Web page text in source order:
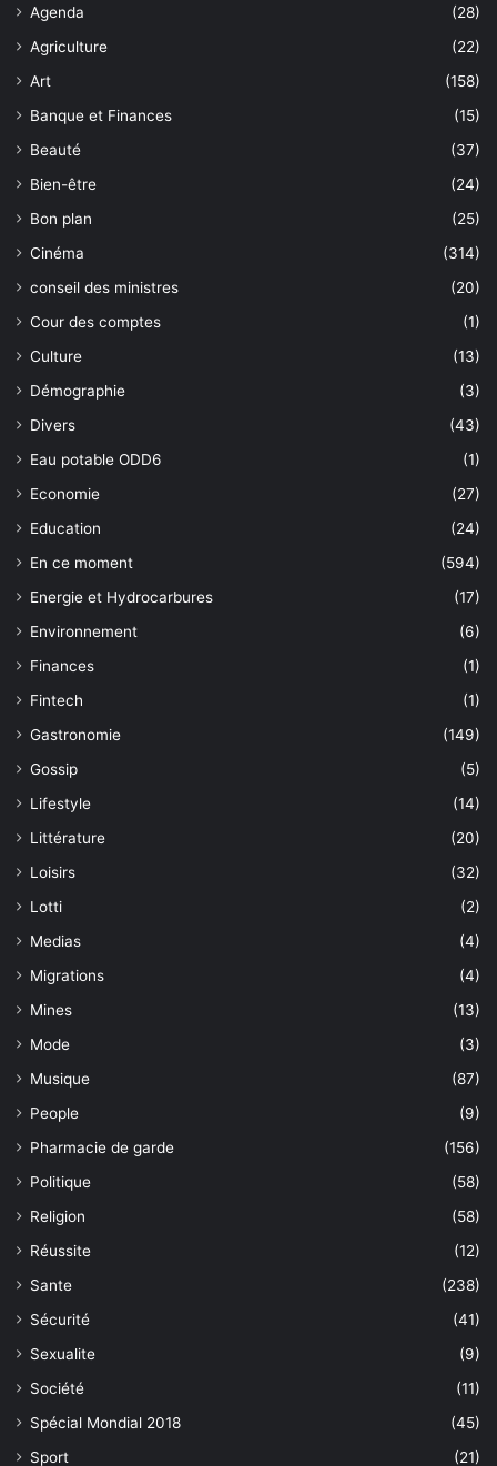
Agenda
(28)
Agriculture
(22)
Art
(158)
Banque et Finances
(15)
Beauté
(37)
Bien-être
(24)
Bon plan
(25)
Cinéma
(314)
conseil des ministres
(20)
Cour des comptes
(1)
Culture
(13)
Démographie
(3)
Divers
(43)
Eau potable ODD6
(1)
Economie
(27)
Education
(24)
En ce moment
(594)
Energie et Hydrocarbures
(17)
Environnement
(6)
Finances
(1)
Fintech
(1)
Gastronomie
(149)
Gossip
(5)
Lifestyle
(14)
Littérature
(20)
Loisirs
(32)
Lotti
(2)
Medias
(4)
Migrations
(4)
Mines
(13)
Mode
(3)
Musique
(87)
People
(9)
Pharmacie de garde
(156)
Politique
(58)
Religion
(58)
Réussite
(12)
Sante
(238)
Sécurité
(41)
Sexualite
(9)
Société
(11)
Spécial Mondial 2018
(45)
Sport
(21)